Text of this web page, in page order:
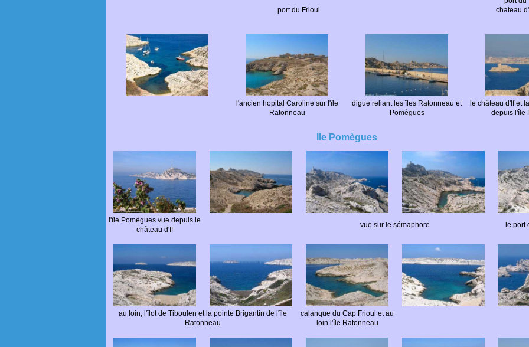
port du Frioul
chateau
l'ancien hopital Caroline sur l'île
Ratonneau
digue reliant les îles Ratonneau et
Pomègues
le château d'If et
depuis l'île
Ile Pomègues
l'île Pomègues vue depuis le
château d'If
vue sur le sémaphore le port
au loin, l'îlot de Tiboulen et la pointe Brigantin de l'île
Ratonneau
calanque du Cap Frioul et au
loin l'île Ratonneau